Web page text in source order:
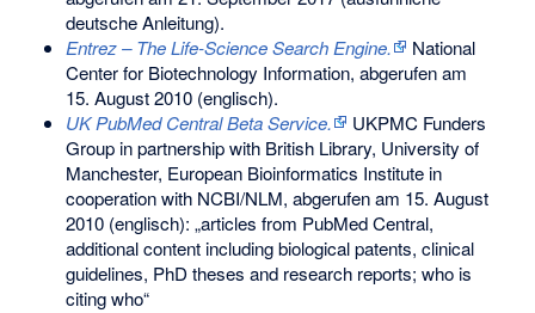
deutsche Anleitung).
Entrez – The Life-Science Search Engine.
National
Center for Biotechnology Information, abgerufen am
15. August 2010(englisch).
UK PubMed Central Beta Service.
UKPMC Funders
Group in partnership with British Library, University of
Manchester, European Bioinformatics Institute in
cooperation with NCBI/NLM, abgerufen am 15. August
2010(englisch): „articles from PubMed Central,
additional content including biological patents, clinical
guidelines, PhD theses and research reports; who is
citing who“